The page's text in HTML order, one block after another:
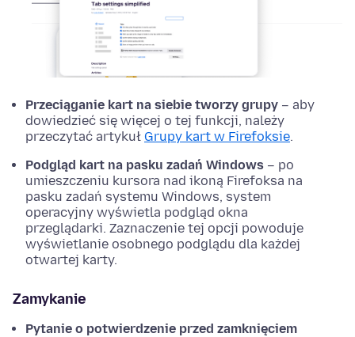
Przeciąganie kart na siebie tworzy grupy – aby
dowiedzieć się więcej o tej funkcji, należy
przeczytać artykuł Grupy kart w Firefoksie.
Podgląd kart na pasku zadań Windows – po
umieszczeniu kursora nad ikoną Firefoksa na
pasku zadań systemu Windows, system
operacyjny wyświetla podgląd okna
przeglądarki. Zaznaczenie tej opcji powoduje
wyświetlanie osobnego podglądu dla każdej
otwartej karty.
Zamykanie
Pytanie o potwierdzenie przed zamknięciem